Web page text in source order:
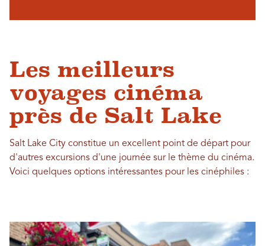
Les meilleurs
voyages cinéma
près de Salt Lake
Salt Lake City constitue un excellent point de départ pour
d'autres excursions d'une journée sur le thème du cinéma.
Voici quelques options intéressantes pour les cinéphiles :